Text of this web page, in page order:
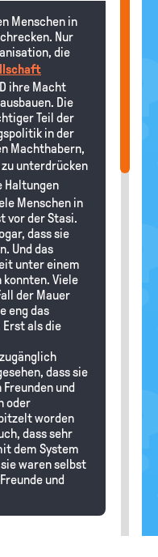
Menschen in
Nur
die
ihre Macht
Die
Teil der
in der
Machthabern,
unterdrücken
Haltungen
Menschen in
vor der Stasi.
dass sie
Und das
unter einem
Viele
der Mauer
eng das
Erst als die
dass sie
und
oder
worden
dass sehr
dem System
waren selbst
und